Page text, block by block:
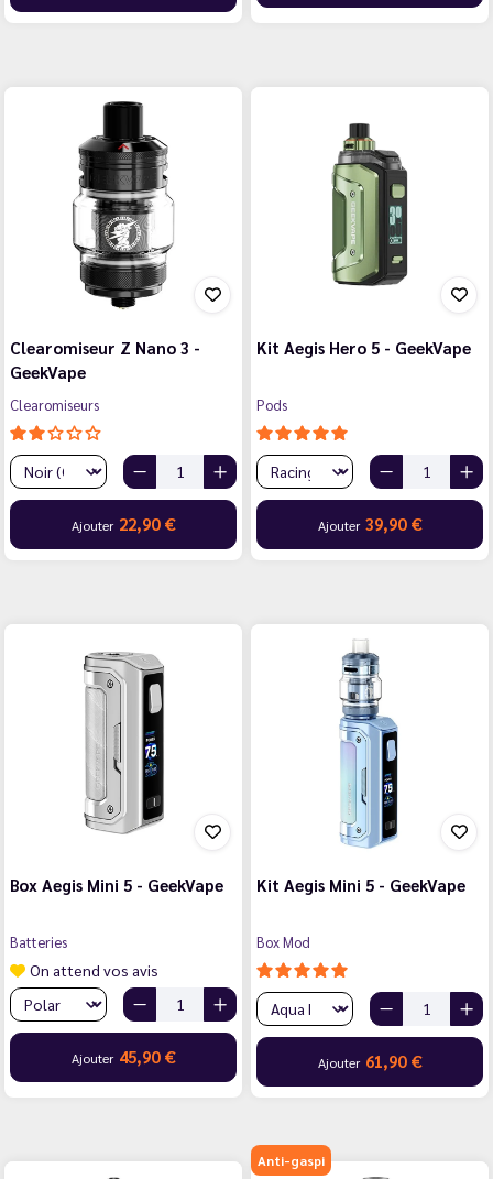
Clearomiseur Z Nano 3 -
GeekVape
Clearomiseurs
Ajouter 22,90 €
Kit Aegis Hero 5 - GeekVape
Pods
Ajouter 39,90 €
Box Aegis Mini 5 - GeekVape
Batteries
On attend vos avis
Ajouter 45,90 €
Kit Aegis Mini 5 - GeekVape
Box Mod
Ajouter 61,90 €
Anti-gaspi